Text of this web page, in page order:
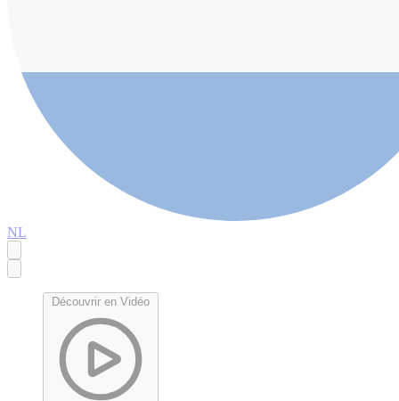
NL
Découvrir en Vidéo